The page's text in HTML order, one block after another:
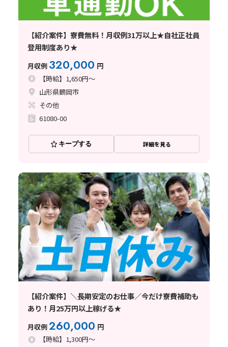
【紹介案件】寮費無料！月収例31万以上★自社正社員
登用制度あり★
月収例 320,000 円
【時給】1,650円～
山形県鶴岡市
その他
61080-00
キープする 詳細を見る
【紹介案件】＼長期安定のお仕事／今だけ寮費補助も
あり！月25万円以上稼げる★
月収例260,000 円
【時給】1,300円～